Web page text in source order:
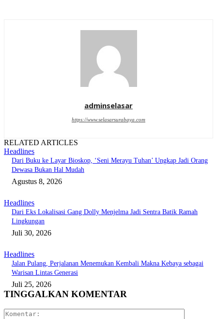
adminselasar
https://www.selasarsurabaya.com
RELATED ARTICLES
Headlines
Dari Buku ke Layar Bioskop, ‘Seni Merayu Tuhan’ Ungkap Jadi Orang
Dewasa Bukan Hal Mudah
Agustus 8, 2026
Headlines
Dari Eks Lokalisasi Gang Dolly Menjelma Jadi Sentra Batik Ramah
Lingkungan
Juli 30, 2026
Headlines
Jalan Pulang, Perjalanan Menemukan Kembali Makna Kebaya sebagai
Warisan Lintas Generasi
Juli 25, 2026
TINGGALKAN KOMENTAR